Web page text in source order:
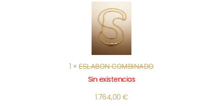
1 ×ESLABON COMBINADO
Sin existencias
1.764,00 €